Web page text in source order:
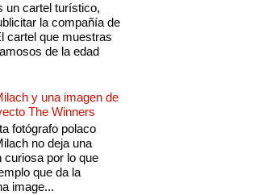
un cartel turístico,
la compañía de
cartel que muestras
de la edad
y una imagen de
The Winners
fotógrafo polaco
no deja una
curiosa por lo que
que da la
image...